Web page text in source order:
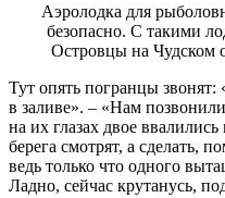
Аэролодка для
безопасно. С такими
Островцы на Чудском
Тут опять погранцы
в заливе». – «Нам
на их глазах двое
берега смотрят, а сделать,
ведь только что одного
Ладно, сейчас крутанусь,